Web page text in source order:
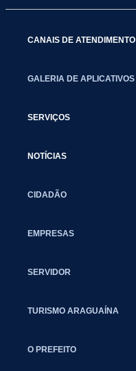
CANAIS DE ATENDIMENTO
GALERIA DE APLICATIVOS
SERVIÇOS
NOTÍCIAS
CIDADÃO
EMPRESAS
SERVIDOR
TURISMO ARAGUAÍNA
O PREFEITO